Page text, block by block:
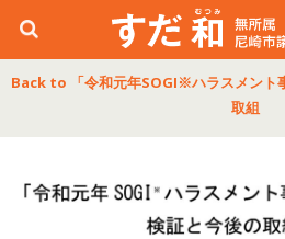
Back to 「令和元年SOGI※ハラスメント
取組